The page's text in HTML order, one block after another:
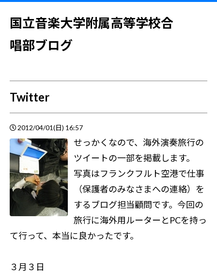
国立音楽大学附属高等学校合
唱部ブログ
Twitter
2012/04/01(日) 16:57
せっかくなので、海外演奏旅行の
ツイートの一部を掲載します。
写真はフランクフルト空港で仕事
（保護者のみなさまへの連絡）を
するブログ担当顧問です。今回の
旅行に海外用ルーターとPCを持っ
て行って、本当に良かったです。
３月３日